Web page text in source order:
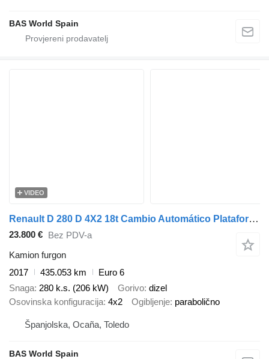
BAS World Spain
VIDEO
Renault D 280 D 4X2 18t Cambio Automático Plataforma Elevadora 2t Euro 6
23.800 € Bez PDV-a
Kamion furgon
2017
435.053 km
Euro 6
Snaga 280 k.s. (206 kW) Gorivo dizel
Osovinska konfiguracija 4x2 Ogibljenje parabolično
Španjolska, Ocaña, Toledo
BAS World Spain